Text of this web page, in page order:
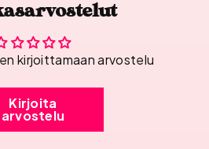
kirjoittamaan arvostelu
Kirjoita
arvostelu